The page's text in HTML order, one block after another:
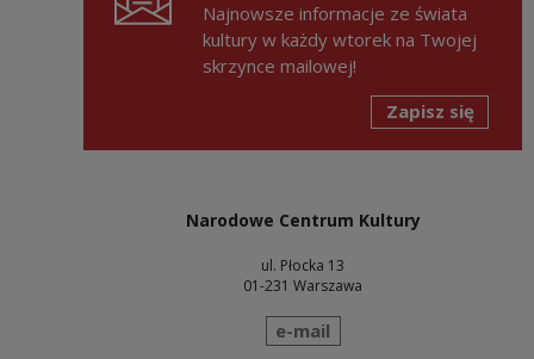
Najnowsze informacje ze świata
kultury w każdy wtorek na Twojej
skrzynce mailowej!
Zapisz się
Narodowe Centrum Kultury
ul. Płocka 13
01-231 Warszawa
wyślij wiadomość
e-mail